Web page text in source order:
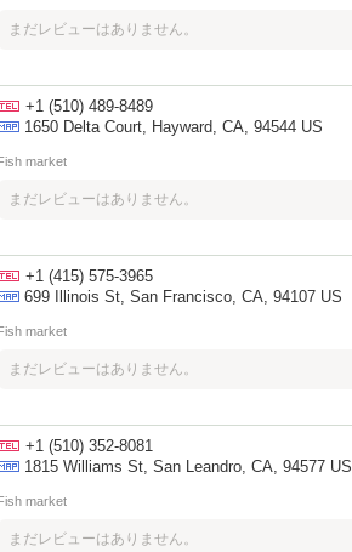
まだレビューはありません。
+1 (510) 489-8489
1650 Delta Court, Hayward, CA, 94544 US
market
まだレビューはありません。
+1 (415) 575-3965
699 Illinois St, San Francisco, CA, 94107 US
market
まだレビューはありません。
+1 (510) 352-8081
1815 Williams St, San Leandro, CA, 94577 US
market
まだレビューはありません。